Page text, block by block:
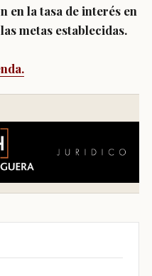
en la tasa de interés en
metas establecidas.